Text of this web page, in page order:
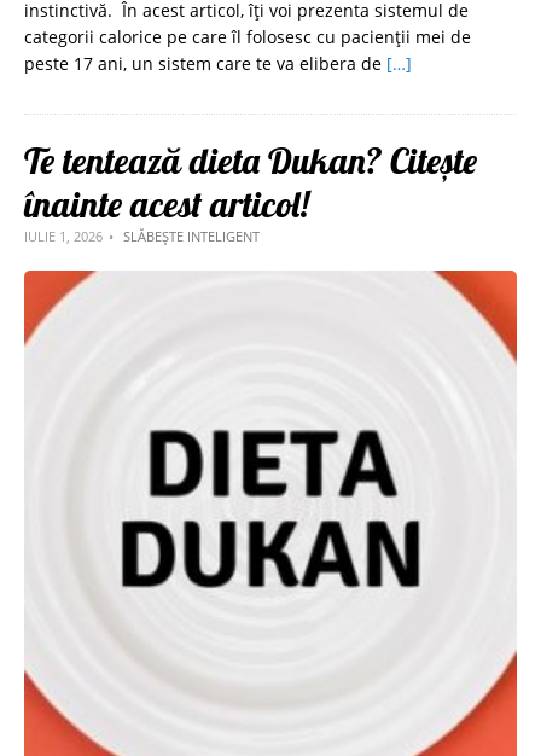
instinctivă. În acest articol, îți voi prezenta sistemul de
categorii calorice pe care îl folosesc cu pacienții mei de
peste 17 ani, un sistem care te va elibera de […]
Te tentează dieta Dukan? Citește
înainte acest articol!
IULIE 1, 2026 SLĂBEȘTE INTELIGENT